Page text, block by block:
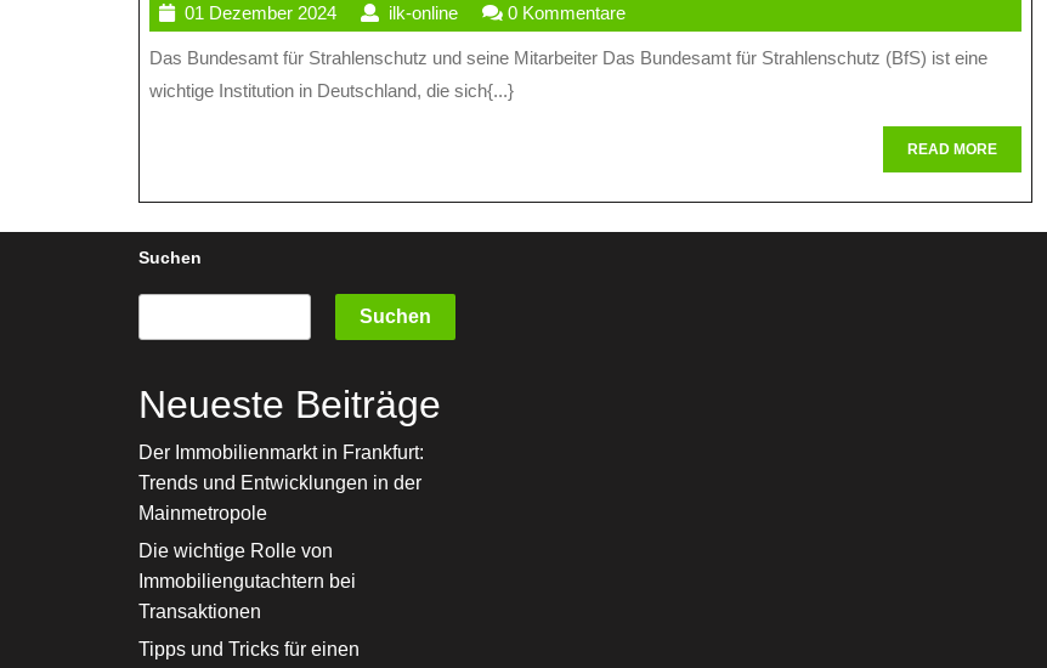
Rolle
Der
Bundesamtes
Für
01 Dezember 202401
Dezember
2024
ilk-onlineilk-
online
0 Kommentare
Das Bundesamt für Strahlenschutz und seine Mitarbeiter Das Bundesamt für Strahlenschutz (BfS) ist eine
wichtige Institution in Deutschland, die sich{...}
READ MOREREAD
MORE
Suchen
Suchen
Neueste Beiträge
Der Immobilienmarkt in Frankfurt:
Trends und Entwicklungen in der
Mainmetropole
Die wichtige Rolle von
Immobiliengutachtern bei
Transaktionen
Tipps und Tricks für einen